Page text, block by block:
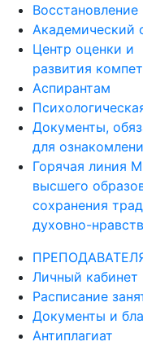
Академический
Центр оценки и
развития
Аспирантам
Документы,
для
Горячая линия
высшего
сохранения
духовно-
Личный кабинет
Расписание
Документы и
Антиплагиат